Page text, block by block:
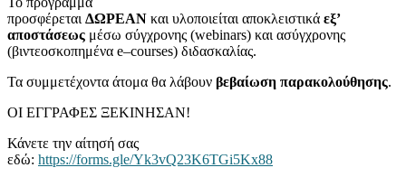
προσφέρεται ΔΩΡΕΑΝ και υλοποιείται αποκλειστικά εξ’
αποστάσεως μέσω σύγχρονης (webinars) και ασύγχρονης
(βιντεοσκοπημένα e–courses) διδασκαλίας.
Τα συμμετέχοντα άτομα θα λάβουν βεβαίωση παρακολούθησης.
ΟΙ ΕΓΓΡΑΦΕΣ ΞΕΚΙΝΗΣΑΝ!
Κάνετε την αίτησή σας
εδώ: https://forms.gle/Yk3vQ23K6TGi5Kx88